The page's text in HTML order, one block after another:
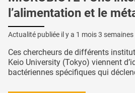
l’alimentation et le
Actualité publiée il y a 1 mois 3 semaines
Ces chercheurs de différents
Keio University (Tokyo) viennent
bactériennes spécifiques qui